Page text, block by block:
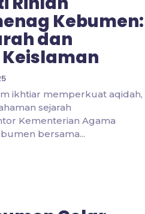
Kebumen:
dan
ikhtiar memperkuat aqidah,
sejarah
Kementerian Agama
bersama...